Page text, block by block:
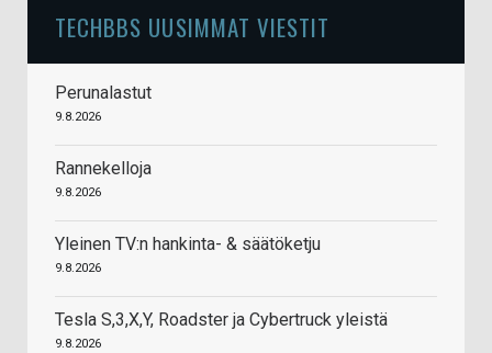
TECHBBS UUSIMMAT VIESTIT
Perunalastut
9.8.2026
Rannekelloja
9.8.2026
Yleinen TV:n hankinta- & säätöketju
9.8.2026
Tesla S,3,X,Y, Roadster ja Cybertruck yleistä
9.8.2026